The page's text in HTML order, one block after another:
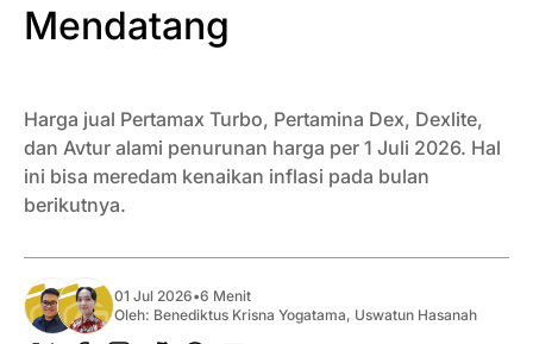
Mendatang
Harga jual Pertamax Turbo, Pertamina Dex, Dexlite,
dan Avtur alami penurunan harga per 1 Juli 2026. Hal
ini bisa meredam kenaikan inflasi pada bulan
berikutnya.
01 Jul 2026•6 Menit
Oleh: Benediktus Krisna Yogatama, Uswatun Hasanah